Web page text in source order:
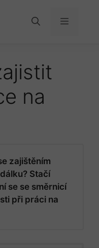
Menu
na
zajištěním
Stačí
se se směrnicí
při práci na